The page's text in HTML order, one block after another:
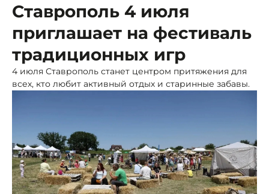
Ставрополь 4 июля
приглашает на фестиваль
традиционных игр
4 июля Ставрополь станет центром притяжения для
всех, кто любит активный отдых и старинные забавы.